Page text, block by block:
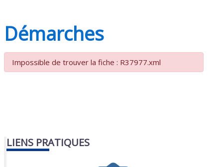
Démarches
Impossible de trouver la fiche : R37977.xml
LIENS PRATIQUES